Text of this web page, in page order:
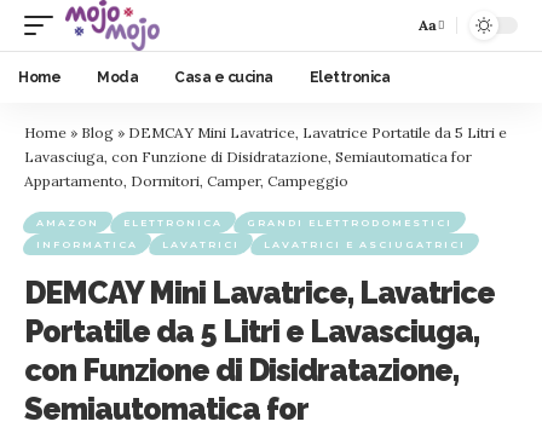
Aa
Home Moda Casa e cucina Elettronica
Home » Blog » DEMCAY Mini Lavatrice, Lavatrice Portatile da 5 Litri e
Lavasciuga, con Funzione di Disidratazione, Semiautomatica for
Appartamento, Dormitori, Camper, Campeggio
AMAZON ELETTRONICA
GRANDI ELETTRODOMESTICI
INFORMATICA
LAVATRICI LAVATRICI E ASCIUGATRICI
DEMCAY Mini Lavatrice, Lavatrice
Portatile da 5 Litri e Lavasciuga,
con Funzione di Disidratazione,
Semiautomatica for